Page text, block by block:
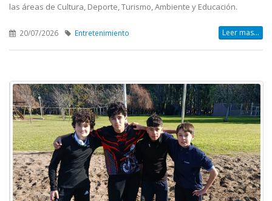
las áreas de Cultura, Deporte, Turismo, Ambiente y Educación.
20/07/2026 Entretenimiento Leer mas...